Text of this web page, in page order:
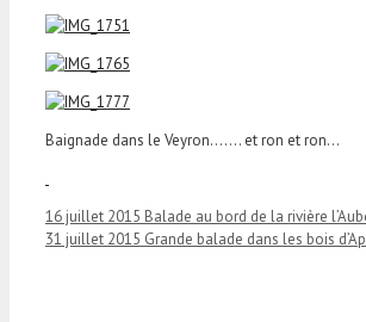
Baignade dans le Veyron……. et ron et ron…
16 juillet 2015 Balade au bord de la rivière
31 juillet 2015 Grande balade dans les bois